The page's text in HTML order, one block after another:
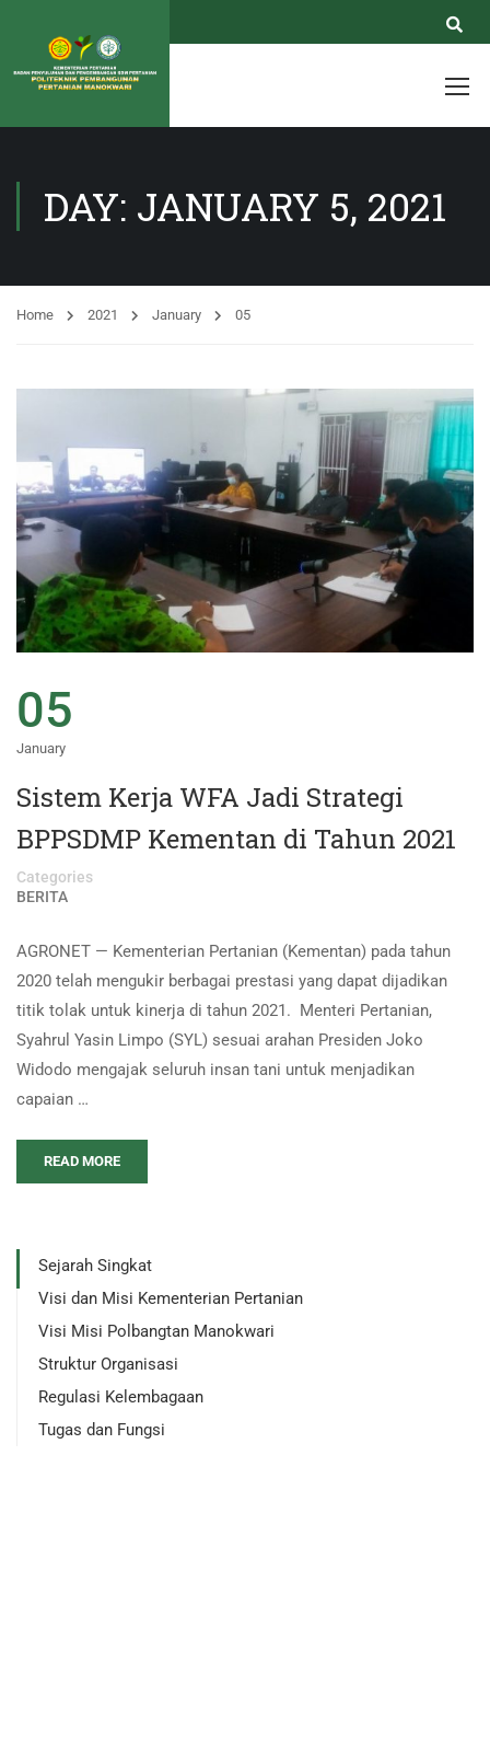
DAY: JANUARY 5, 2021
Home 2021 January 05
05
January
Sistem Kerja WFA Jadi Strategi
BPPSDMP Kementan di Tahun 2021
Categories
BERITA
AGRONET — Kementerian Pertanian (Kementan) pada tahun
2020 telah mengukir berbagai prestasi yang dapat dijadikan
titik tolak untuk kinerja di tahun 2021. Menteri Pertanian,
Syahrul Yasin Limpo (SYL) sesuai arahan Presiden Joko
Widodo mengajak seluruh insan tani untuk menjadikan
capaian …
READ MORE
Sejarah Singkat
Visi dan Misi Kementerian Pertanian
Visi Misi Polbangtan Manokwari
Struktur Organisasi
Regulasi Kelembagaan
Tugas dan Fungsi